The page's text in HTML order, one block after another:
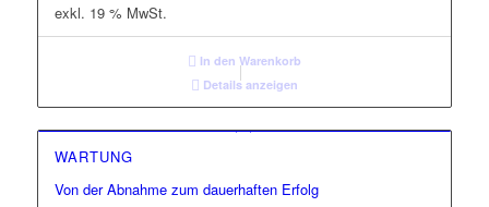
exkl. 19 % MwSt.
In den Warenkorb
Details anzeigen
WARTUNG
Von der Abnahme zum dauerhaften Erfolg